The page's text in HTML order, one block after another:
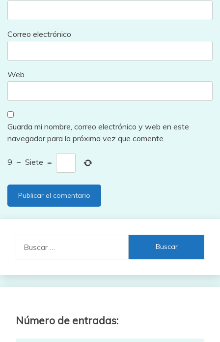
Correo electrónico
Web
Guarda mi nombre, correo electrónico y web en este
navegador para la próxima vez que comente.
9 − Siete =
Número de entradas: